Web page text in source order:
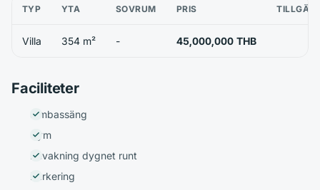
TYP YTA SOVRUM PRIS
Villa 354 m² - 45,000,000 THB
Faciliteter
Simbassäng
Gym
Bevakning dygnet runt
Parkering